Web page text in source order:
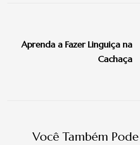
post
Aprenda a Fazer Linguiça na
Cachaça
Você Também